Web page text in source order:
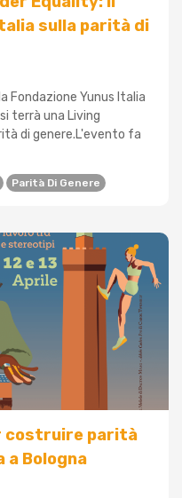
sulla parità di
Fondazione Yunus Italia
terrà una Living
di genere.L'evento fa
Parità Di Genere
costruire parità
a Bologna